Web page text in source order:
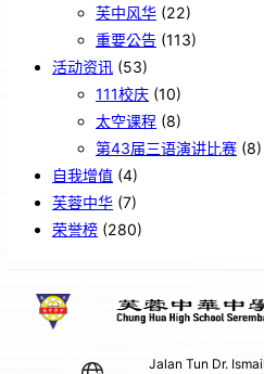
芙中风华 (22)
重要公告 (113)
活动资讯 (53)
111校庆 (10)
太空课程 (8)
第43届三语演讲比赛 (8)
自我增值 (4)
芙蓉中华 (7)
荣誉榜 (280)
Jalan Tun Dr.